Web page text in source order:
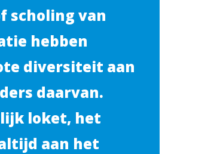
scholing van
hebben
diversiteit aan
daarvan.
loket, het
aan het